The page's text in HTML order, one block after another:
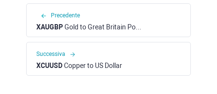
Precedente
XAUGBPGold to Great Britain Pound
Successiva
XCUUSDCopper to US Dollar